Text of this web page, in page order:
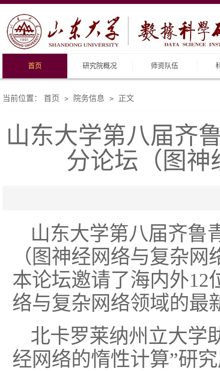
首页 研究院概况 师资队伍
当前位置： 首页 > 院务信息 > 正文
山东大学第八届齐
分论坛（图神
山东大学第八届齐鲁
（图神经网络与复杂
本论坛邀请了海内外12
络与复杂网络领域的最
北卡罗莱纳州立大学
经网络的惰性计算”研